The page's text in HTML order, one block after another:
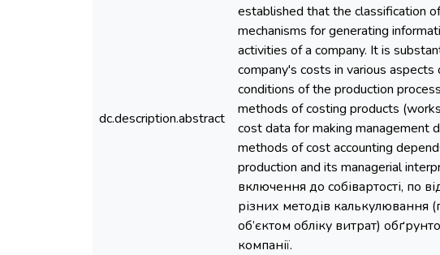
dc.description.abstract
established that the classification
mechanisms for generating
activities of a company. It is
company's costs in various
conditions of the production
methods of costing products
cost data for making management
methods of cost accounting
production and its managerial
включення до собівартості, по
різних методів калькулювання
об’єктом обліку витрат)
компанії.